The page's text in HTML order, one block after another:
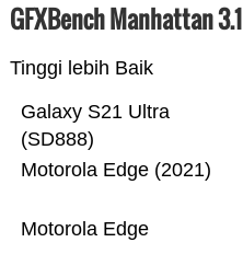
GFXBench Manhattan 3.1
Tinggi lebih Baik
Motorola Edge
Motorola Edge (2021)
Galaxy S21 Ultra
(SD888)